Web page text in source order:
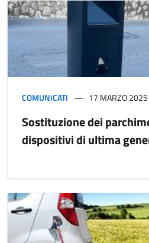
COMUNICATI 17 MARZO 2025
Sostituzione dei
dispositivi di ultima